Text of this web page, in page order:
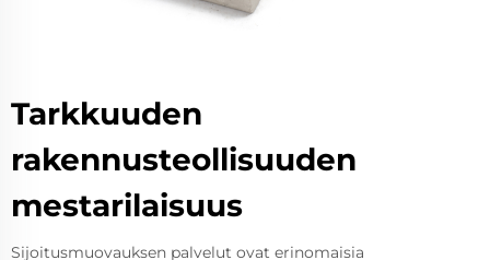
Tarkkuuden
rakennusteollisuuden
mestarilaisuus
Sijoitusmuovauksen palvelut ovat erinomaisia